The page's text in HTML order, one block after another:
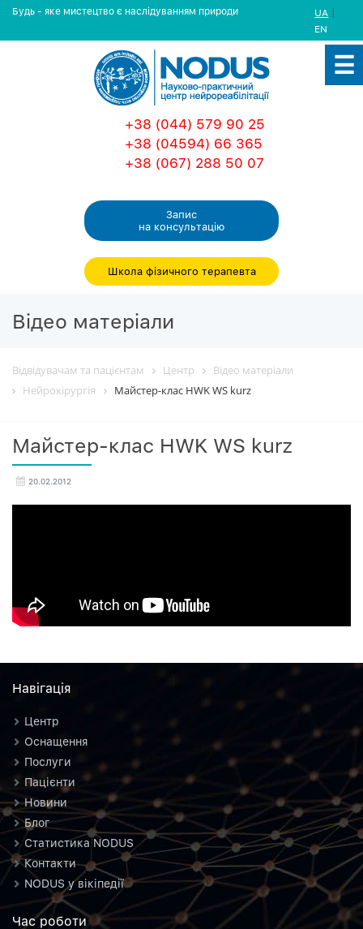
Будь - яке мистецтво є наслідуванням природи UA |
EN
+38 (044) 579 90 25
+38 (04594) 66 365
+38 (067) 288 50 07
Запис
на консультацiю
Школа фізичного терапевта
Вiдео матерiали
Відвідувачам та пацієнтам Центр
Вiдео матерiали
Нейрохірургія
Майстер-клас HWK WS kurz
Майстер-клас HWK WS kurz
20.02.2012
Навiгацiя
Центр
Оснащення
Послуги
Пацієнти
Новини
Блог
Статистика NODUS
Контакти
NODUS у вікіпедії
Час роботи